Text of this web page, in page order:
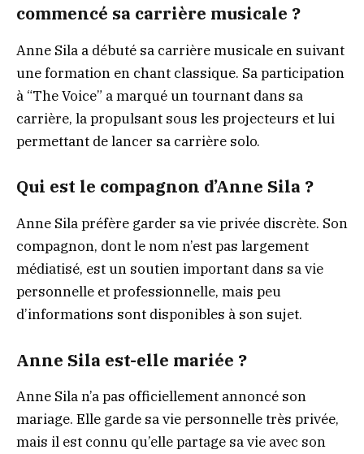
commencé sa carrière musicale ?
Anne Sila a débuté sa carrière musicale en suivant
une formation en chant classique. Sa participation
à “The Voice” a marqué un tournant dans sa
carrière, la propulsant sous les projecteurs et lui
permettant de lancer sa carrière solo.
Qui est le compagnon d’Anne Sila ?
Anne Sila préfère garder sa vie privée discrète. Son
compagnon, dont le nom n’est pas largement
médiatisé, est un soutien important dans sa vie
personnelle et professionnelle, mais peu
d’informations sont disponibles à son sujet.
Anne Sila est-elle mariée ?
Anne Sila n’a pas officiellement annoncé son
mariage. Elle garde sa vie personnelle très privée,
mais il est connu qu’elle partage sa vie avec son